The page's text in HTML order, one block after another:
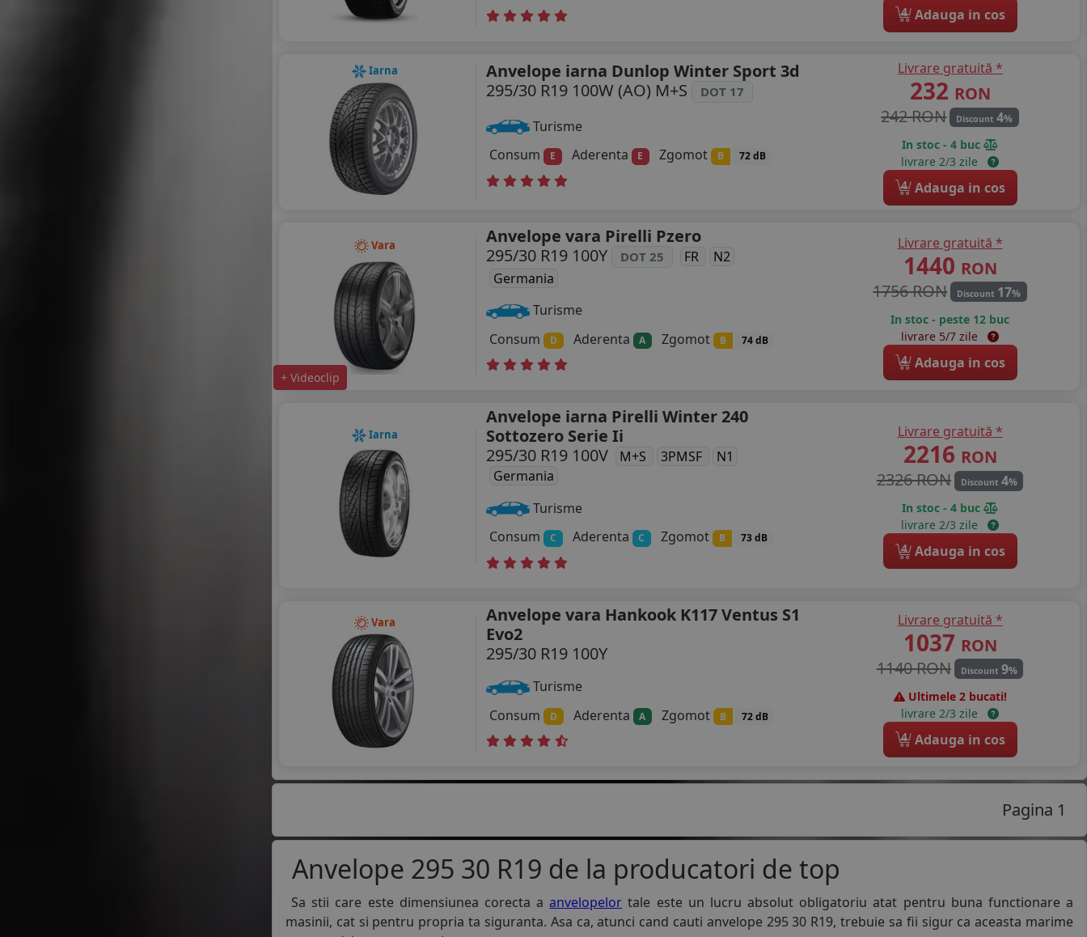
4 Adauga in cos
Iarna
Anvelope iarna Dunlop Winter Sport 3d
295/30 R19 100W (AO) M+S
DOT 17
Turisme
Consum
E Aderenta E Zgomot B 72 dB
Livrare gratuită *
232 RON
242 RON
Discount4%
In stoc - 4 buc
livrare 2/3 zile
4 Adauga in cos
Vara
+ Videoclip
Anvelope vara Pirelli Pzero
295/30 R19 100Y
DOT 25 FR
N2
Germania
Turisme
Consum
D Aderenta A Zgomot B 74 dB
Livrare gratuită *
1440 RON
1756 RON
Discount 17%
In stoc - peste 12 buc
livrare 5/7 zile
4 Adauga in cos
Iarna
Anvelope iarna Pirelli Winter 240
Sottozero Serie Ii
295/30 R19 100V
M+S 3PMSF
N1
Germania
Turisme
Consum
C Aderenta C Zgomot B 73 dB
Livrare gratuită *
2216 RON
2326 RON
Discount 4%
In stoc - 4 buc
livrare 2/3 zile
4 Adauga in cos
Vara
Anvelope vara Hankook K117 Ventus S1
Evo2
295/30 R19 100Y
Turisme
Consum
D Aderenta A Zgomot B 72 dB
Livrare gratuită *
1037 RON
1140 RON
Discount 9%
Ultimele 2 bucati!
livrare 2/3 zile
4 Adauga in cos
Pagina 1
Anvelope 295 30 R19 de la producatori de top
Sa stii care este dimensiunea corecta aanvelopelor tale este un lucru absolut obligatoriu atat pentru buna functionare a
masinii, cat si pentru propria ta siguranta. Asa ca, atunci cand cauti anvelope 295 30 R19, trebuie sa fii sigur ca aceasta marime